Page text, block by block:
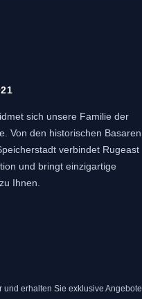
sich unsere Familie der
Von den historischen Basaren
verbindet Rugeast
und bringt einzigartige
Ihnen.
erhalten Sie exklusive Angebote